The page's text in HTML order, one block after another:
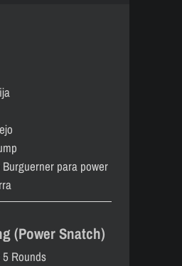
para power
(Power Snatch)
5 Rounds